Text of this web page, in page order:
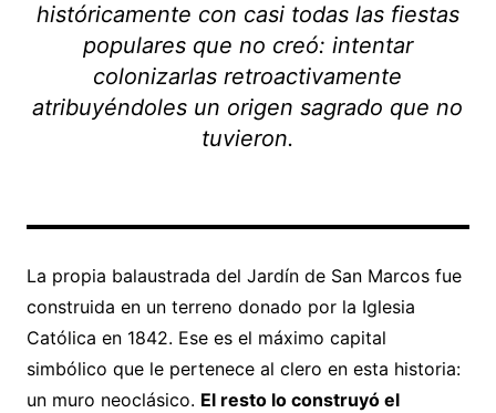
históricamente con casi todas las fiestas
populares que no creó: intentar
colonizarlas retroactivamente
atribuyéndoles un origen sagrado que no
tuvieron.
La propia balaustrada del Jardín de San Marcos fue
construida en un terreno donado por la Iglesia
Católica en 1842. Ese es el máximo capital
simbólico que le pertenece al clero en esta historia:
un muro neoclásico. El resto lo construyó el